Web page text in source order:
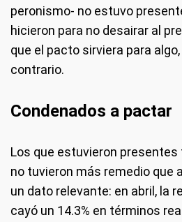
peronismo- no estuvo
hicieron para no desairar al
que el pacto sirviera para
contrario.
Condenados a pactar
Los que estuvieron presentes
no tuvieron más remedio que
un dato relevante: en abril, la
cayó un 14.3% en términos